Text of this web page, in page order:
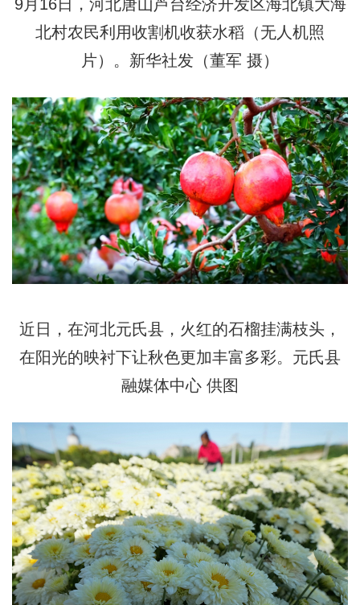
9月16日，河北唐山芦台经济开发区海北镇大海
北村农民利用收割机收获水稻（无人机照
片）。新华社发（董军 摄）
近日，在河北元氏县，火红的石榴挂满枝头，
在阳光的映衬下让秋色更加丰富多彩。元氏县
融媒体中心 供图